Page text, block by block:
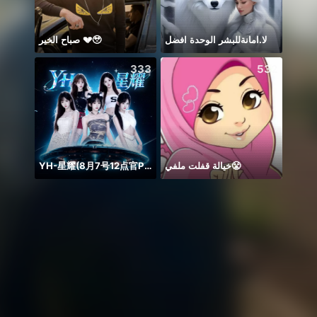
صباح الخير 💔🥹 لا.امانةللبشر الوحدة افضل
333
YH-星耀(8月7号12点官P）
532
خيالة قفلت ملفي😤